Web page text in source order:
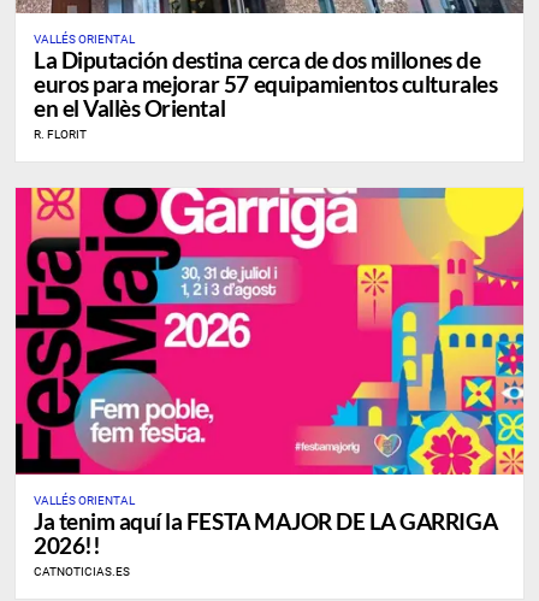
VALLÉS ORIENTAL
La Diputación destina cerca de dos millones de
euros para mejorar 57 equipamientos culturales
en el Vallès Oriental
R. FLORIT
VALLÉS ORIENTAL
Ja tenim aquí la FESTA MAJOR DE LA GARRIGA
2026!!
CATNOTICIAS.ES